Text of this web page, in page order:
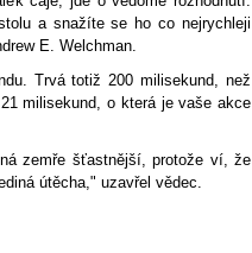
a snažíte se ho co nejrychleji
E. Welchman.
Trvá totiž 200 milisekund, než
milisekund, o která je vaše akce
zemře šťastnější, protože ví, že
útěcha," uzavřel vědec.